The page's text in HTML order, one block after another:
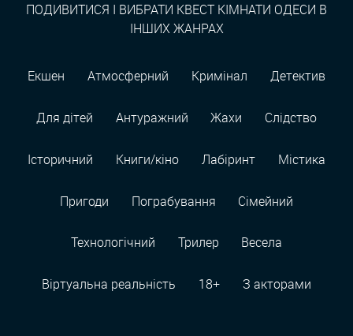
ПОДИВИТИСЯ І ВИБРАТИ КВЕСТ КІМНАТИ ОДЕСИ В
ІНШИХ ЖАНРАХ
Екшен Атмосферний Кримінал Детектив
Для дітей Антуражний Жахи Слідство
Історичний Книги/кіно Лабіринт Містика
Пригоди Пограбування Сімейний
Технологiчний Трилер Весела
Віртуальна реальність 18+ З акторами